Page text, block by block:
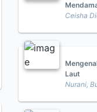
Ceisha
Laut
Nurani,